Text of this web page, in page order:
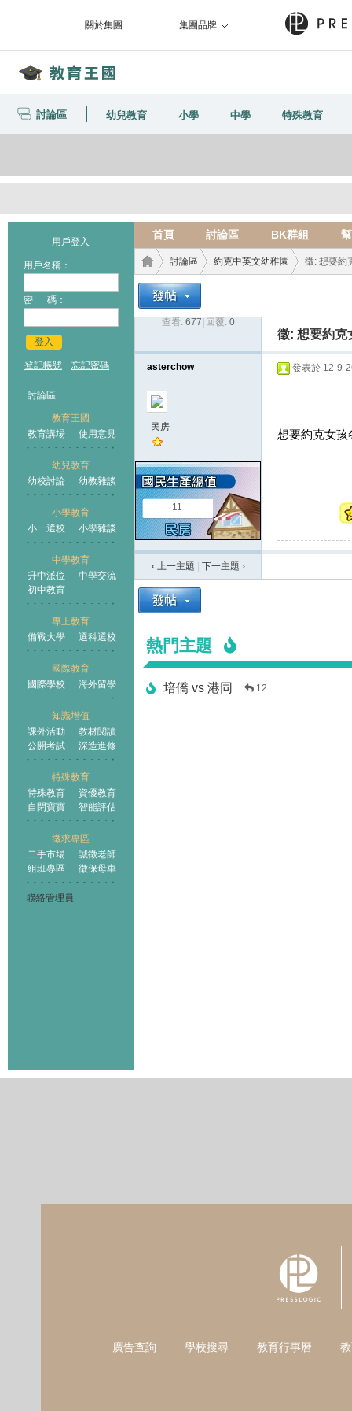
關於集團 集團品牌
討論區 幼兒教育 小學 中學 特殊教育
用戶登入
用戶名稱：
密 碼：
登入
登記帳號 忘記密碼
討論區
教育王國
教育講場
使用意見
幼兒教育
幼校討論
幼教雜談
小學教育
小一選校
小學雜談
中學教育
升中派位
中學交流
初中教育
專上教育
備戰大學
選科選校
國際教育
國際學校
海外留學
知識增值
課外活動
教材閱讀
公開考試
深造進修
特殊教育
特殊教育
資優教育
自閉寶寶
智能評估
徵求專區
二手市場
誠徵老師
組班專區
徵保母車
聯絡管理員
首頁 討論區 BK群組
王國
討論區
›
約克中英文幼稚園 徵: 想要約
查看: 677 回覆: 0
徵: 想要約克
asterchow
民房
11
發表於 12-9-
想要約克女孩
‹ 上一主題 下一主題 ›
熱門主題
培僑 vs 港同 12
廣告查詢 學校搜尋 教育行事曆